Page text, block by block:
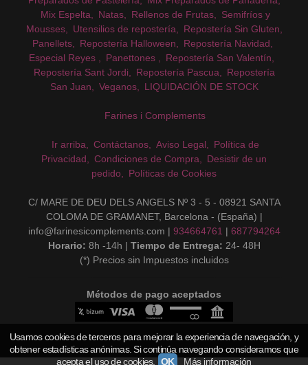
Mix Espelta
Natas Rellenos de Frutas
Semifríos y
Mousses
Utensilios de repostería
Repostería Sin Gluten
Panellets
Repostería Halloween
Repostería Navidad
Especial Reyes
Panettones
Repostería San Valentín
Repostería Sant Jordi
Repostería Pascua
Repostería
San Juan
Veganos LIQUIDACIÓN DE STOCK
Farines i Complements
Ir arriba Contáctanos Aviso Legal
Política de
Privacidad
Condiciones de Compra
Desistir de un
pedido
Políticas de Cookies
C/ MARE DE DEU DELS ANGELS Nº 3 - 5 - 08921 SANTA
COLOMA DE GRAMANET, Barcelona - (España) |
info@farinesicomplements.com | 934664761 | 687794264
Horario: 8h -14h | Tiempo de Entrega: 24- 48H
(*) Precios sin Impuestos incluidos
Métodos de pago aceptados
Usamos cookies de terceros para mejorar la experiencia de navegación, y
obtener estadísticas anónimas. Si continúa navegando consideramos que
acepta el uso de cookies.
OK Más información